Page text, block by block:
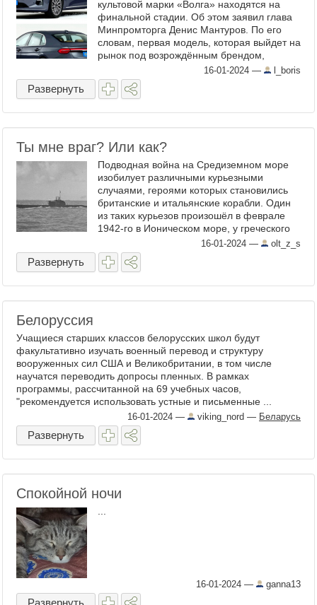
культовой марки «Волга» находятся на
финальной стадии. Об этом заявил глава
Минпромторга Денис Мантуров. По его
словам, первая модель, которая выйдет на
рынок под возрождённым брендом,
получит абсолютно современный облик.
На данный ...
16-01-2024 — l_boris
Развернуть
Ты мне враг? Или как?
Подводная война на Средиземном море
изобилует различными курьезными
случаями, героями которых становились
британские и итальянские корабли. Один
из таких курьезов произошёл в феврале
1942-го в Ионическом море, у греческого
острова Лефкос. Находясь в надводном
положении на позиции у ...
16-01-2024 — olt_z_s
Развернуть
Белоруссия
Учащиеся старших классов белорусских школ будут
факультативно изучать военный перевод и структуру
вооруженных сил США и Великобритании, в том числе
научатся переводить допросы пленных. В рамках
программы, рассчитанной на 69 учебных часов,
"рекомендуется использовать устные и письменные ...
16-01-2024 — viking_nord — Беларусь
Развернуть
Спокойной ночи
16-01-2024 — ganna13
Развернуть